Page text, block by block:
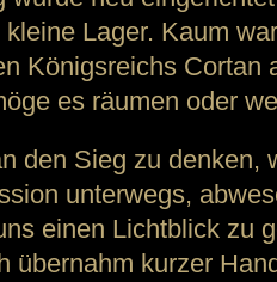
Lager. Kaum
Königsreichs Cortan
es räumen oder
den Sieg zu denken,
unterwegs,
einen Lichtblick zu
übernahm kurzer